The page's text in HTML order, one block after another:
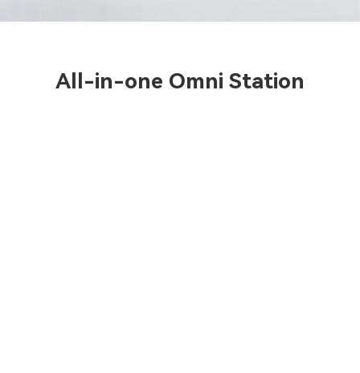
All-in-one Omni Station